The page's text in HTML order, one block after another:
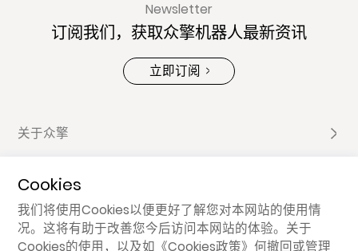
Newsletter
订阅我们，获取众擎机器人最新资讯
立即订阅
关于众擎
产品家族
分享
Cookies
我们将使用Cookies以便更好了解您对本网站的使用情
况。这将有助于改善您今后访问本网站的体验。关于
Cookies的使用，以及如 《Cookies政策》何撤回或管理